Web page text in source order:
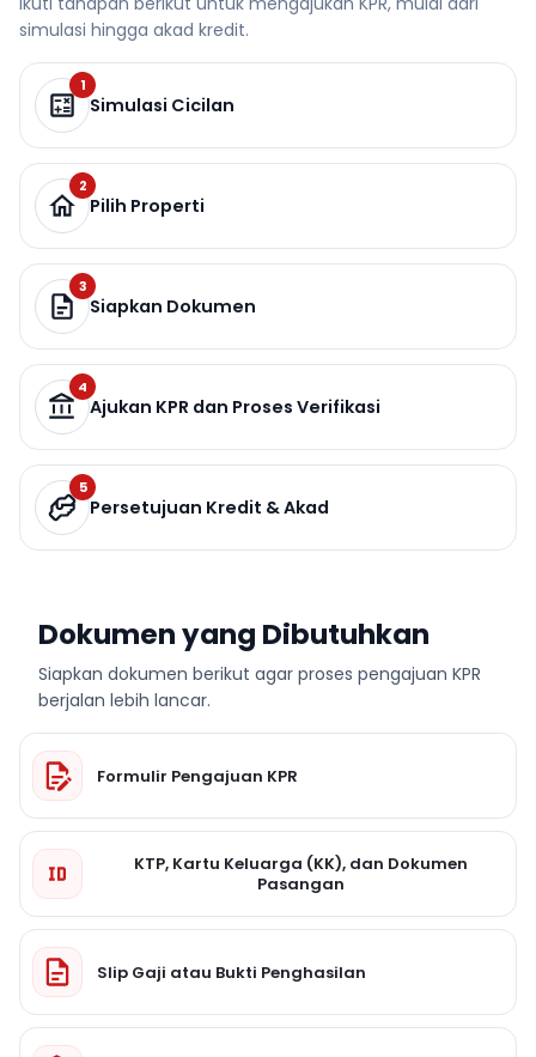
simulasi hingga akad kredit.
1
Simulasi Cicilan
2
Pilih Properti
3
Siapkan Dokumen
4
Ajukan KPR dan Proses Verifikasi
5
Persetujuan Kredit & Akad
Dokumen yang Dibutuhkan
Siapkan dokumen berikut agar proses pengajuan KPR
berjalan lebih lancar.
Formulir Pengajuan KPR
KTP, Kartu Keluarga (KK), dan Dokumen
Pasangan
Slip Gaji atau Bukti Penghasilan